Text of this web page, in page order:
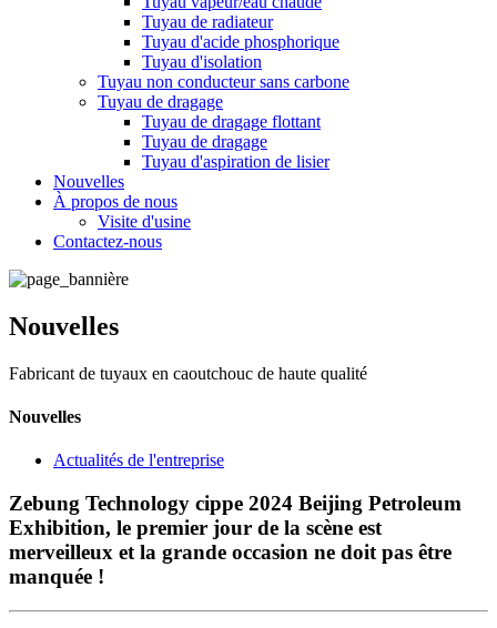
Tuyau de radiateur
Tuyau d'acide phosphorique
Tuyau d'isolation
Tuyau non conducteur sans carbone
Tuyau de dragage
Tuyau de dragage flottant
Tuyau de dragage
Tuyau d'aspiration de lisier
Nouvelles
À propos de nous
Visite d'usine
Contactez-nous
Nouvelles
Fabricant de tuyaux en caoutchouc de haute qualité
Nouvelles
Actualités de l'entreprise
Zebung Technology cippe 2024 Beijing Petroleum
Exhibition, le premier jour de la scène est
merveilleux et la grande occasion ne doit pas être
manquée !